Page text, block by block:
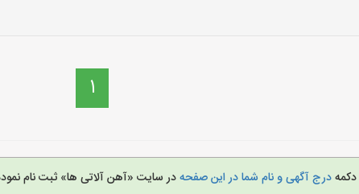
1
درج آگهی و نام شما در این صفحهدر سایت «آهن آلاتی ها» ثبت نام